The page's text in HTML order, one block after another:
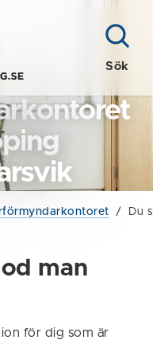
Sök
/ Du
man
för dig som är